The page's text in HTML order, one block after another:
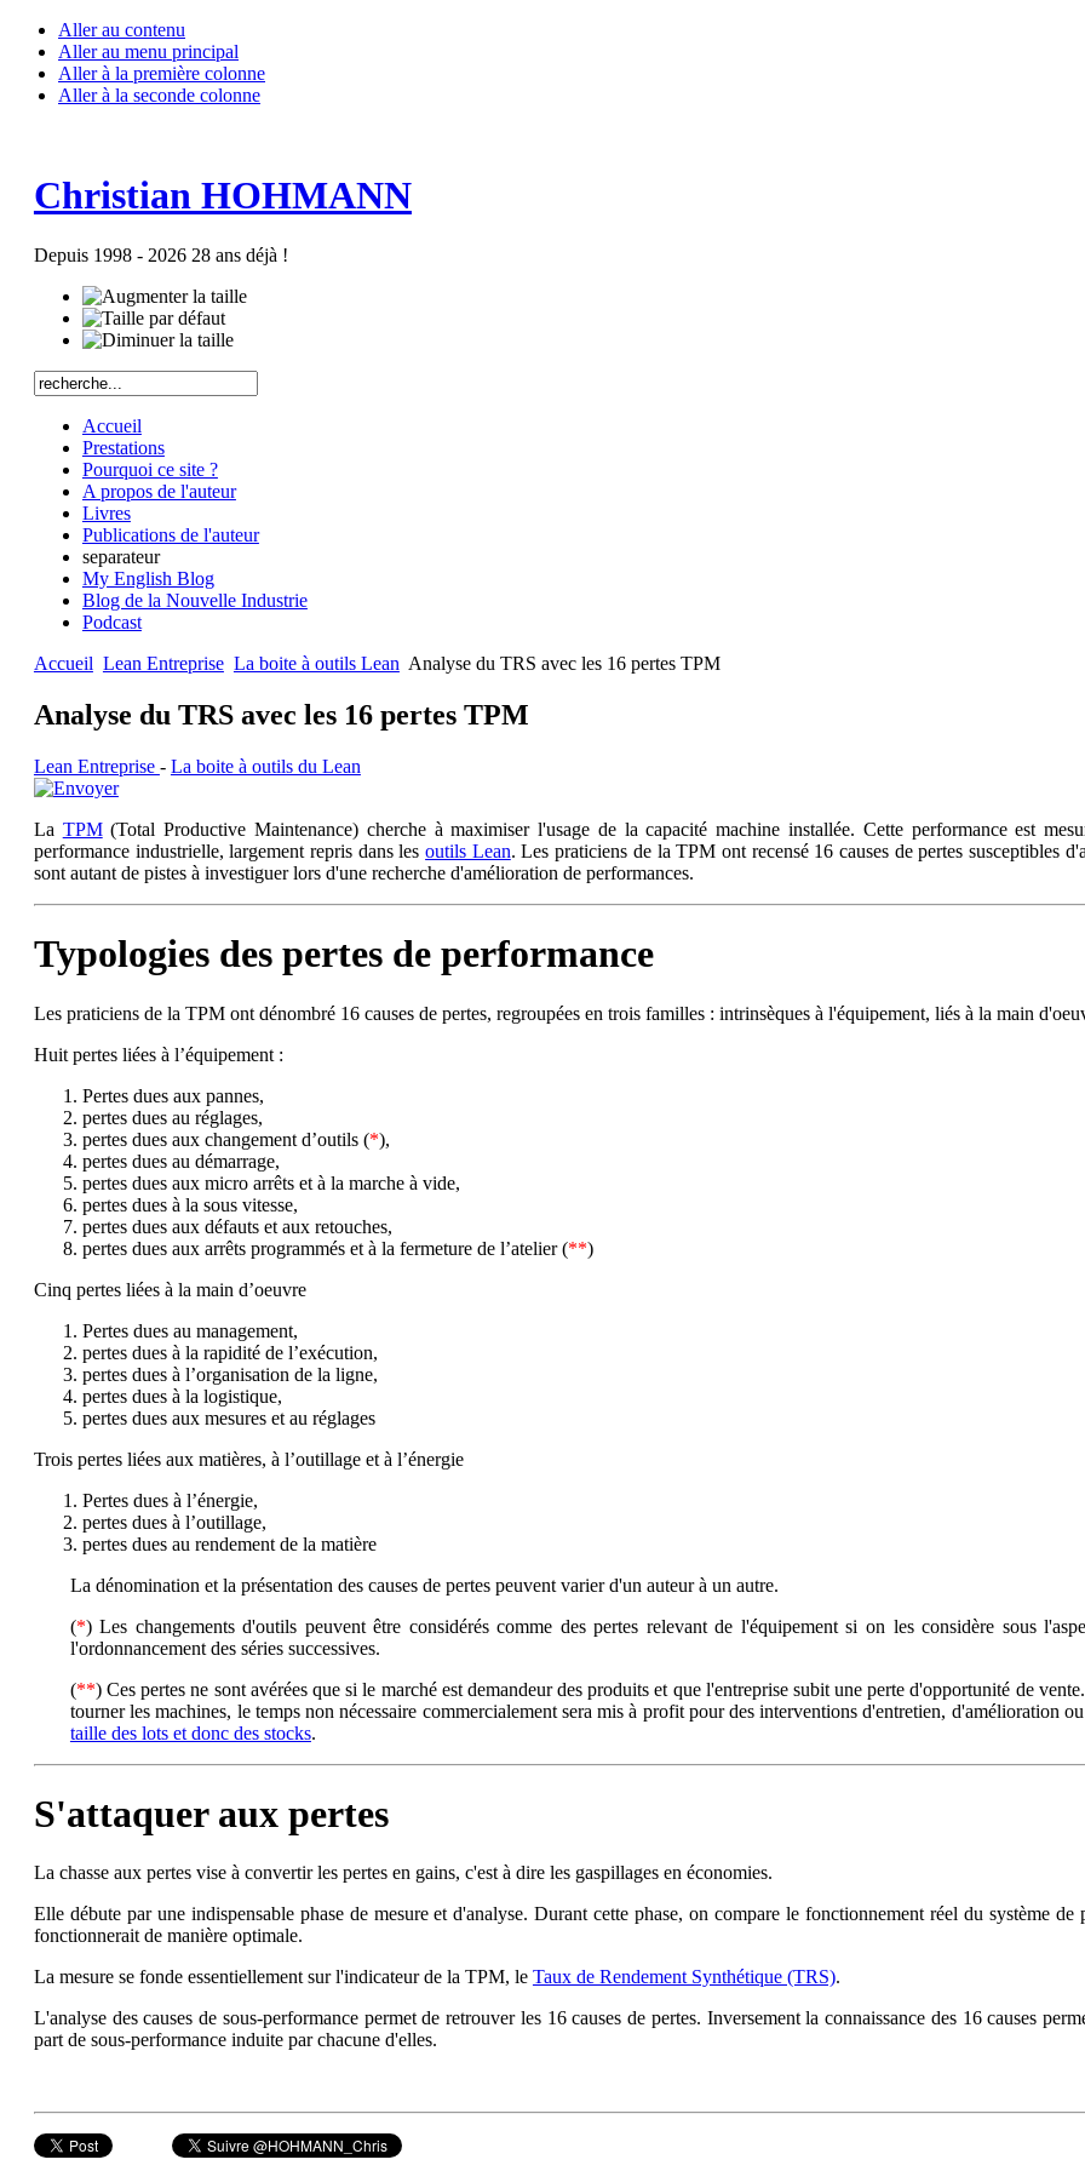
Aller au contenu
Aller au menu principal
Aller à la première colonne
Aller à la seconde colonne
Christian HOHMANN
Depuis 1998 - 2026 28 ans déjà !
Accueil
Prestations
Pourquoi ce site ?
A propos de l'auteur
Livres
Publications de l'auteur
separateur
My English Blog
Blog de la Nouvelle Industrie
Podcast
Accueil Lean Entreprise La boite à outils Lean Analyse du TRS avec les 16 pertes TPM
Analyse du TRS avec les 16 pertes TPM
Lean Entreprise - La boite à outils du Lean
La TPM(Total Productive Maintenance) cherche à maximiser l'usage de la capacité machine installée. Cette performance est
performance industrielle, largement repris dans lesoutils Lean. Les praticiens de la TPM ont recensé 16 causes de pertes susceptibles
sont autant de pistes à investiguer lors d'une recherche d'amélioration de performances.
Typologies des pertes de performance
Les praticiens de la TPM ont dénombré 16 causes de pertes, regroupées en trois familles : intrinsèques à l'équipement, liés à la main
Huit pertes liées à l’équipement :
Pertes dues aux pannes,
pertes dues au réglages,
pertes dues aux changement d’outils (*),
pertes dues au démarrage,
pertes dues aux micro arrêts et à la marche à vide,
pertes dues à la sous vitesse,
pertes dues aux défauts et aux retouches,
pertes dues aux arrêts programmés et à la fermeture de l’atelier (**)
Cinq pertes liées à la main d’oeuvre
Pertes dues au management,
pertes dues à la rapidité de l’exécution,
pertes dues à l’organisation de la ligne,
pertes dues à la logistique,
pertes dues aux mesures et au réglages
Trois pertes liées aux matières, à l’outillage et à l’énergie
Pertes dues à l’énergie,
pertes dues à l’outillage,
pertes dues au rendement de la matière
La dénomination et la présentation des causes de pertes peuvent varier d'un auteur à un autre.
(*) Les changements d'outils peuvent être considérés comme des pertes relevant de l'équipement si on les considère sous
l'ordonnancement des séries successives.
(**) Ces pertes ne sont avérées que si le marché est demandeur des produits et que l'entreprise subit une perte d'opportunité de
tourner les machines, le temps non nécessaire commercialement sera mis à profit pour des interventions d'entretien, d'amélioration
taille des lots et donc des stocks.
S'attaquer aux pertes
La chasse aux pertes vise à convertir les pertes en gains, c'est à dire les gaspillages en économies.
Elle débute par une indispensable phase de mesure et d'analyse. Durant cette phase, on compare le fonctionnement réel du système
fonctionnerait de manière optimale.
La mesure se fonde essentiellement sur l'indicateur de la TPM, le Taux de Rendement Synthétique (TRS).
L'analyse des causes de sous-performance permet de retrouver les 16 causes de pertes. Inversement la connaissance des 16 causes
part de sous-performance induite par chacune d'elles.